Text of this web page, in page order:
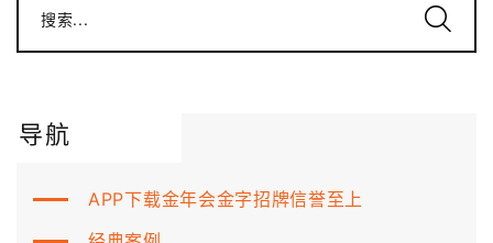
搜索...
导航
APP下载金年会金字招牌信誉至上